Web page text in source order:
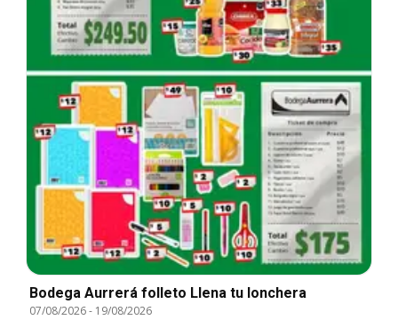
Bodega Aurrerá folleto Llena tu lonchera
07/08/2026- 19/08/2026